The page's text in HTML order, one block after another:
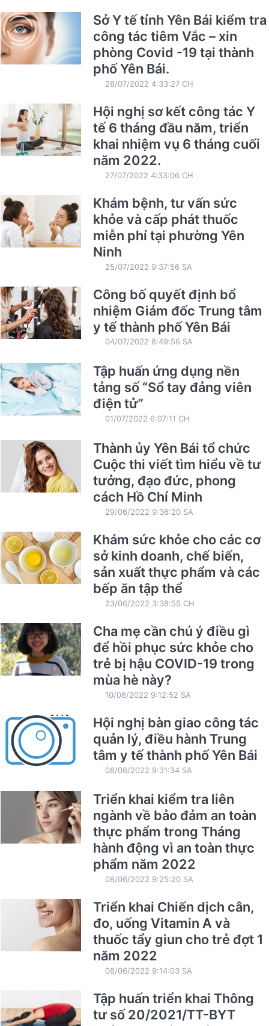
Sở Y tế tỉnh Yên Bái kiểm tra
công tác tiêm Vắc – xin
phòng Covid -19 tại thành
phố Yên Bái.
28/07/2022 4:33:27 CH
Hội nghị sơ kết công tác Y
tế 6 tháng đầu năm, triển
khai nhiệm vụ 6 tháng cuối
năm 2022.
27/07/2022 4:33:06 CH
Khám bệnh, tư vấn sức
khỏe và cấp phát thuốc
miễn phí tại phường Yên
Ninh
25/07/2022 9:37:56 SA
Công bố quyết định bổ
nhiệm Giám đốc Trung tâm
y tế thành phố Yên Bái
04/07/2022 8:49:56 SA
Tập huấn ứng dụng nền
tảng số “Sổ tay đảng viên
điện tử”
01/07/2022 6:07:11 CH
Thành ủy Yên Bái tổ chức
Cuộc thi viết tìm hiểu về tư
tưởng, đạo đức, phong
cách Hồ Chí Minh
29/06/2022 9:36:20 SA
Khám sức khỏe cho các cơ
sở kinh doanh, chế biến,
sản xuất thực phẩm và các
bếp ăn tập thể
23/06/2022 3:38:55 CH
Cha mẹ cần chú ý điều gì
để hồi phục sức khỏe cho
trẻ bị hậu COVID-19 trong
mùa hè này?
10/06/2022 9:12:52 SA
Hội nghị bàn giao công tác
quản lý, điều hành Trung
tâm y tế thành phố Yên Bái
08/06/2022 9:31:34 SA
Triển khai kiểm tra liên
ngành về bảo đảm an toàn
thực phẩm trong Tháng
hành động vì an toàn thực
phẩm năm 2022
08/06/2022 9:25:20 SA
Triển khai Chiến dịch cân,
đo, uống Vitamin A và
thuốc tẩy giun cho trẻ đợt 1
năm 2022
08/06/2022 9:14:03 SA
Tập huấn triển khai Thông
tư số 20/2021/TT-BYT